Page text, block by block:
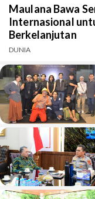
Maulana Bawa
Internasional
Berkelanjutan
DUNIA